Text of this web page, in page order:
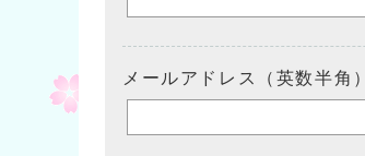
メールアドレス（英数半角）